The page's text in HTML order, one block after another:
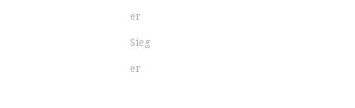
er
Sieg
er